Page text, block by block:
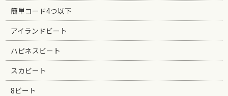
簡単コード4つ以下
アイランドビート
ハピネスビート
スカビート
8ビート